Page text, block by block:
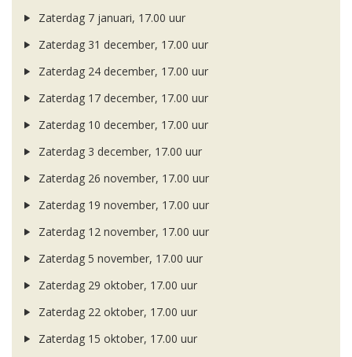
Zaterdag 7 januari, 17.00 uur
Zaterdag 31 december, 17.00 uur
Zaterdag 24 december, 17.00 uur
Zaterdag 17 december, 17.00 uur
Zaterdag 10 december, 17.00 uur
Zaterdag 3 december, 17.00 uur
Zaterdag 26 november, 17.00 uur
Zaterdag 19 november, 17.00 uur
Zaterdag 12 november, 17.00 uur
Zaterdag 5 november, 17.00 uur
Zaterdag 29 oktober, 17.00 uur
Zaterdag 22 oktober, 17.00 uur
Zaterdag 15 oktober, 17.00 uur